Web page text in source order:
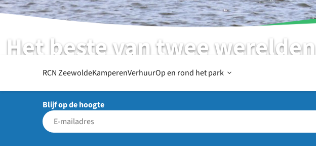
Het beste van twee werelden
RCN Zeewolde | Flevoland | Zeewolde
RCN ZeewoldeKamperenVerhuurOp en rond het park Open
Op
en
Blijf op de hoogte